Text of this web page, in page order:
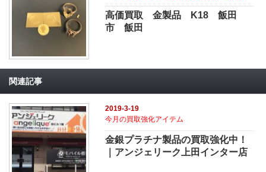
高価買取 金製品 K18 飯田
市 飯田
関連記事
2019-3-19
今月の買取強化アイテム
金銀プラチナ製品の買取強化中！
｜アンジェリーク上田インター店